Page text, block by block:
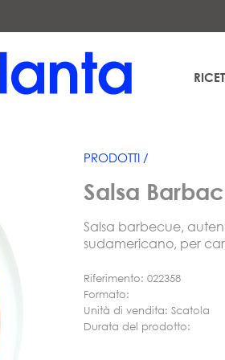
la nostra newsletter. Potrà esercitare in qualsiasi
e dettagliate sul trattamento dei suoi dati nella
PRODOTTI /
Salsa
Salsa barbecue,
sudamericano, per
Riferimento: 022358
Formato:
Unità di vendita: Scatola
Durata del prodotto: